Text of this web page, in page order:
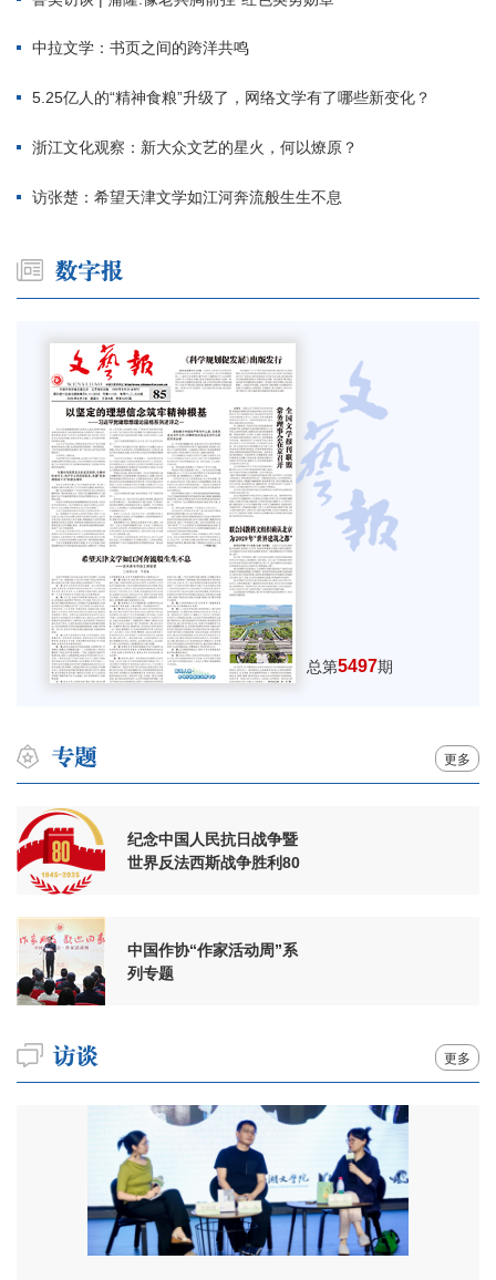
中拉文学：书页之间的跨洋共鸣
5.25亿人的“精神食粮”升级了，网络文学有了哪些新变化？
浙江文化观察：新大众文艺的星火，何以燎原？
访张楚：希望天津文学如江河奔流般生生不息
总第5497期
更多
纪念中国人民抗日战争暨
世界反法西斯战争胜利80
中国作协“作家活动周”系
列专题
更多